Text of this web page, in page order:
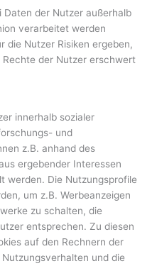
Daten der Nutzer außerhalb
verarbeitet werden
die Nutzer Risiken ergeben,
der Nutzer erschwert
innerhalb sozialer
und
z.B. anhand des
ergebender Interessen
werden. Die Nutzungsprofile
um z.B. Werbeanzeigen
zu schalten, die
entsprechen. Zu diesen
auf den Rechnern der
und die